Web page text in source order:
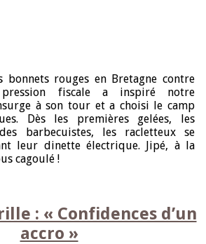
bonnets rouges en Bretagne contre
fiscale a inspiré notre
à son tour et a choisi le camp
Dès les premières gelées, les
barbecuistes, les racletteux se
leur dinette électrique. Jipé, à la
cagoulé !
: « Confidences d’un
accro »